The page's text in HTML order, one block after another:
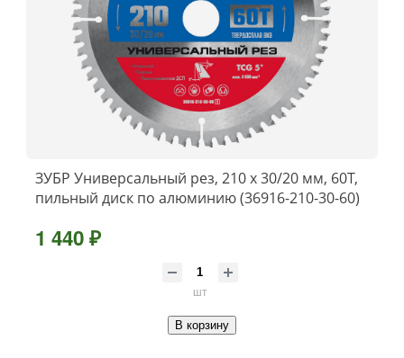
ЗУБР Универсальный рез, 210 x 30/20 мм, 60Т,
пильный диск по алюминию (36916-210-30-60)
1 440 ₽
шт
В корзину